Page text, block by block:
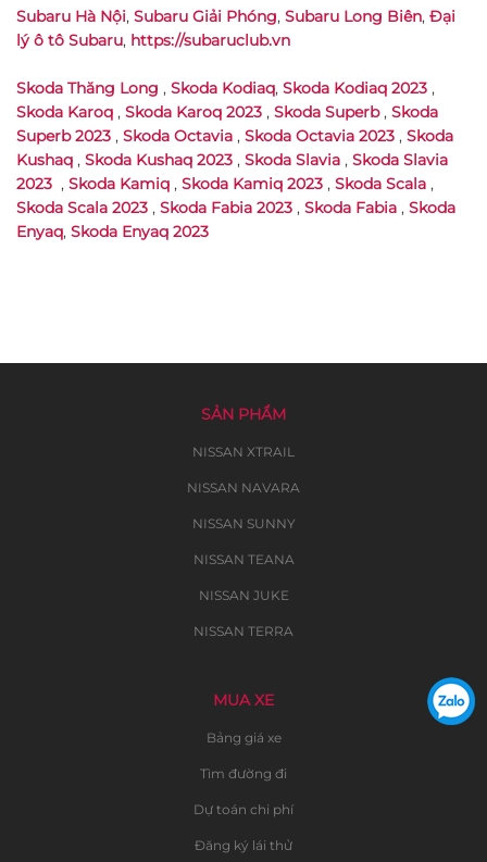
Subaru Hà Nội, Subaru Giải Phóng, Subaru Long Biên, Đại
lý ô tô Subaru, https://subaruclub.vn
Skoda Thăng Long , Skoda Kodiaq, Skoda Kodiaq 2023 ,
Skoda Karoq , Skoda Karoq 2023 , Skoda Superb, Skoda
Superb 2023 , Skoda Octavia , Skoda Octavia 2023 , Skoda
Kushaq , Skoda Kushaq 2023 , Skoda Slavia , Skoda Slavia
2023 , Skoda Kamiq , Skoda Kamiq 2023 , Skoda Scala ,
Skoda Scala 2023 , Skoda Fabia 2023 , Skoda Fabia , Skoda
Enyaq, Skoda Enyaq 2023
SẢN PHẨM
NISSAN XTRAIL
NISSAN NAVARA
NISSAN SUNNY
NISSAN TEANA
NISSAN JUKE
NISSAN TERRA
MUA XE
Bảng giá xe
Tìm đường đi
Dự toán chi phí
Đăng ký lái thử